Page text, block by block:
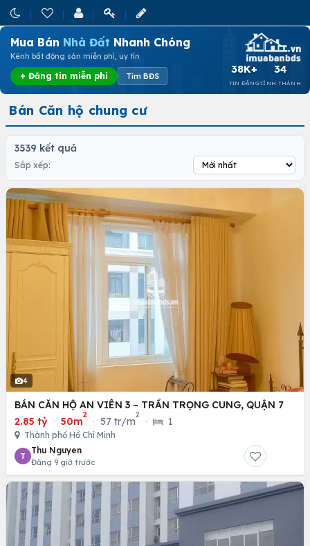
Mua Bán Nhà Đất Nhanh Chóng
Kênh bất động sản miễn phí, uy tín
+ Đăng tin miễn phí Tìm BĐS
38K+
TIN ĐĂNG
34
TỈNH THÀNH
Bán Căn hộ chung cư
3539 kết quả
Sắp xếp:
4
BÁN CĂN HỘ AN VIÊN 3 – TRẦN TRỌNG CUNG, QUẬN 7
2.85 tỷ · 50m
2
· 57 tr/m
2
· 1
Thành phố Hồ Chí Minh
T
Thu Nguyen
Đăng 9 giờ trước